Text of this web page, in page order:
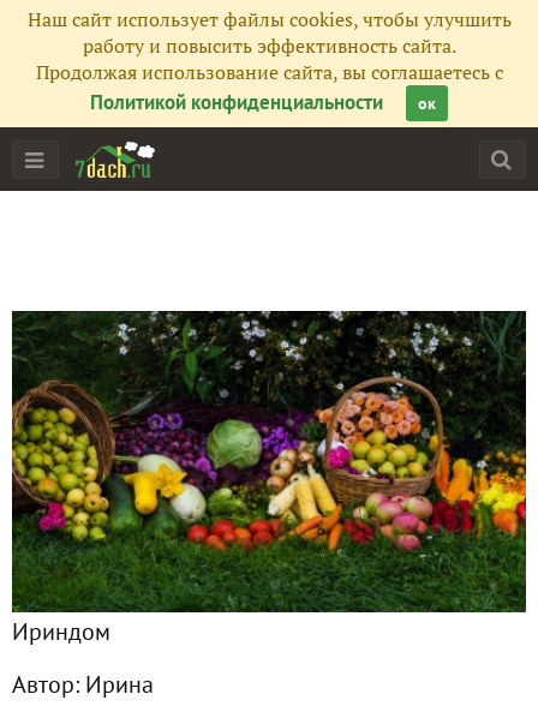
Наш сайт использует файлы cookies, чтобы улучшить
работу и повысить эффективность сайта.
Продолжая использование сайта, вы соглашаетесь с
Политикой конфиденциальности
ок
Ириндом
Автор: Ирина
Главная
Фото 377
Сейчас обсуждают
Путешествие на родину Снегурочки
Лунный календарь, гороскоп и прочие предсказания
Дети Остапа Бендера или 400 способов законного
Отрицательный опыт